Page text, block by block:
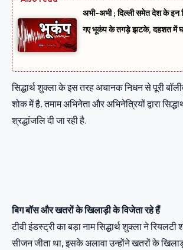
अभी-अभी ; दिल्ली समेत देश के इन
गए भूकंप के तगड़े झटके, दहशत में
सिद्धार्थ शुक्ला के इस तरह अचानक निधन से पूरी
शोक में है. तमाम अभिनेता और अभिनेत्रियों द्वारा
श्रद्धांजलि दी जा रही है.
बिग बॉस और खतरों के खिलाड़ी के विजेता रहे हैं
टीवी इंडस्ट्री का बड़ा नाम सिद्धार्थ शुक्ला ने रियलटी
सीजन जीता था, इसके अलावा उन्होंने खतरों के